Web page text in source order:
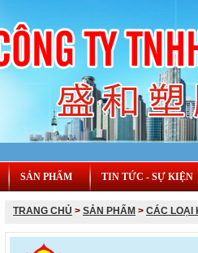
SẢN PHẨM TIN TỨC - SỰ KIỆN
TRANG CHỦ > SẢN PHẨM > CÁC LOẠI